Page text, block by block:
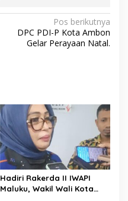
Pos berikutnya
DPC PDI-P Kota Ambon
Gelar Perayaan Natal.
Hadiri Rakerda II IWAPI
Maluku, Wakil Wali Kota